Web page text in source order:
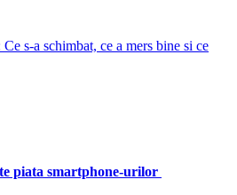
s-a schimbat, ce a mers bine si ce
piata smartphone-urilor